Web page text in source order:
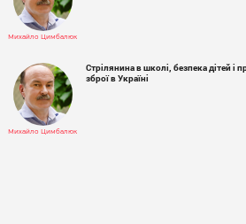
Михайло Цимбалюк
Михайло Цимбалюк
Стрілянина в школі, безпека дітей і
зброї в Україні